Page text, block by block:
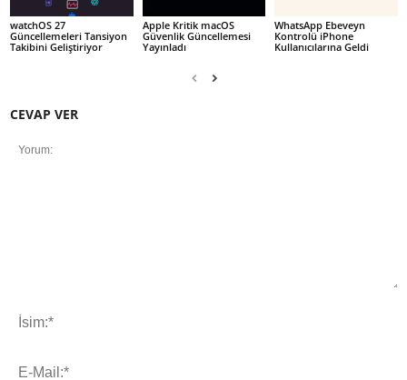
watchOS 27
Güncellemeleri Tansiyon
Takibini Geliştiriyor
Apple Kritik macOS
Güvenlik Güncellemesi
Yayınladı
WhatsApp Ebeveyn
Kontrolü iPhone
Kullanıcılarına Geldi
CEVAP VER